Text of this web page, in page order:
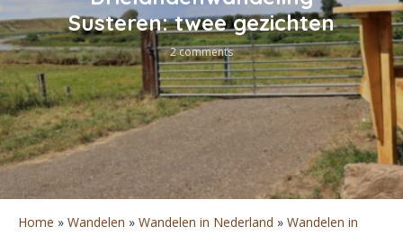
Susteren: twee gezichten
2 comments
Home » Wandelen » Wandelen in Nederland » Wandelen in